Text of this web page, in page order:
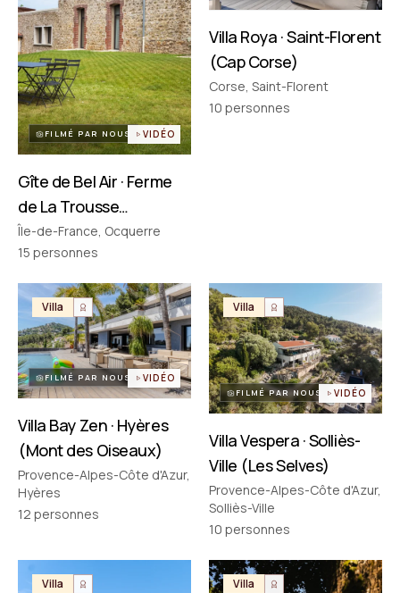
OUTILS GRATUITS
Simulateurs & scrapers — aucun compte
PARTENAIRES
Réseau choisi un par un
FILMÉ PAR NOUS VIDÉO
Gîte de Bel Air · Ferme
de La Trousse
(Ocquerre)
Île-de-France, Ocquerre
15 personnes
Villa Roya · Saint-Florent
(Cap Corse)
Corse, Saint-Florent
10 personnes
Villa
FILMÉ PAR NOUS VIDÉO
Villa Bay Zen · Hyères
(Mont des Oiseaux)
Provence-Alpes-Côte d'Azur,
Hyères
12 personnes
Villa
FILMÉ PAR NOUS VIDÉO
Villa Vespera · Solliès-
Ville (Les Selves)
Provence-Alpes-Côte d'Azur,
Solliès-Ville
10 personnes
Villa Villa